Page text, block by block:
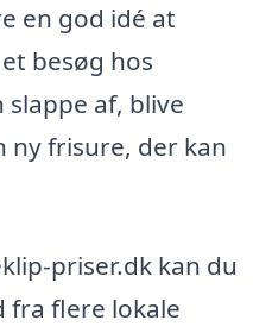
en god idé at
besøg hos
af, blive
ny frisure, der kan
priser.dk kan du
fra flere lokale